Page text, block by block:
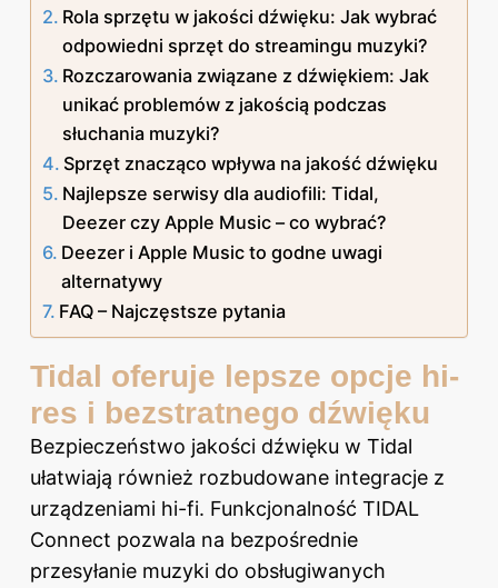
Rola sprzętu w jakości dźwięku: Jak wybrać
odpowiedni sprzęt do streamingu muzyki?
Rozczarowania związane z dźwiękiem: Jak
unikać problemów z jakością podczas
słuchania muzyki?
Sprzęt znacząco wpływa na jakość dźwięku
Najlepsze serwisy dla audiofili: Tidal,
Deezer czy Apple Music – co wybrać?
Deezer i Apple Music to godne uwagi
alternatywy
FAQ – Najczęstsze pytania
Tidal oferuje lepsze opcje hi-
res i bezstratnego dźwięku
Bezpieczeństwo jakości dźwięku w Tidal
ułatwiają również rozbudowane integracje z
urządzeniami hi-fi. Funkcjonalność TIDAL
Connect pozwala na bezpośrednie
przesyłanie muzyki do obsługiwanych